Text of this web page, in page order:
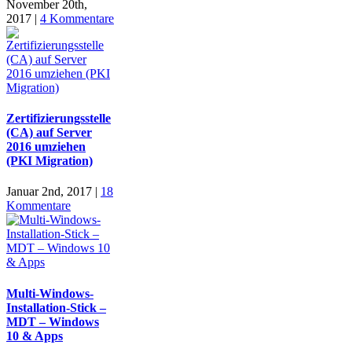
November 20th,
2017 | 4 Kommentare
Zertifizierungsstelle
(CA) auf Server
2016 umziehen
(PKI Migration)
Januar 2nd, 2017 | 18
Kommentare
Multi-Windows-
Installation-Stick –
MDT – Windows
10 & Apps